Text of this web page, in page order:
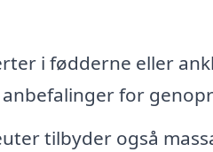
i fødderne eller
for
tilbyder også